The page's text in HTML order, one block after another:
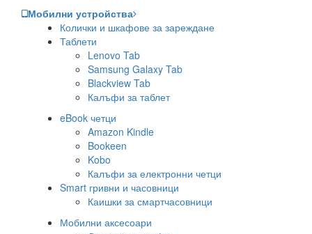
Мобилни устройства
Колички и шкафове за зареждане
Таблети
Lenovo Tab
Samsung Galaxy Tab
Blackview Tab
Калъфи за таблет
eBook четци
Amazon Kindle
Bookeen
Kobo
Калъфи за електронни четци
Smart гривни и часовници
Каишки за смартчасовници
Мобилни аксесоари